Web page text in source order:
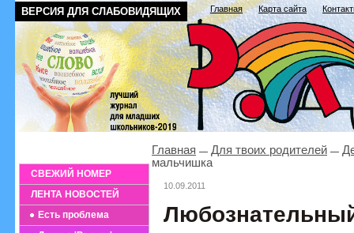
ВЕРСИЯ ДЛЯ СЛАБОВИДЯЩИХ Главная Карта сайта
СВЕЖИЙ НОМЕР
ЛЕНТА НОВОСТЕЙ
Есть проблема
Главная Для твоих родителей
мальчишка
10.09.2011